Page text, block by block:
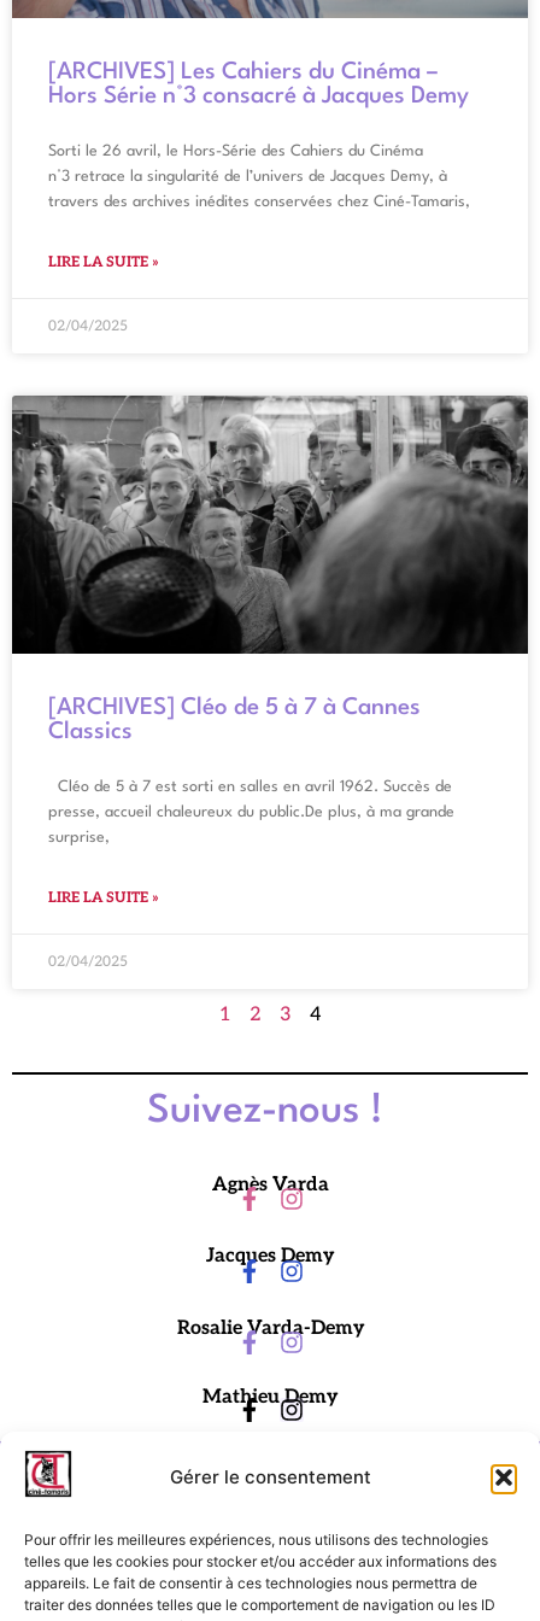
Gérer le consentement
Pour offrir les meilleures expériences, nous utilisons des technologies
telles que les cookies pour stocker et/ou accéder aux informations des
appareils. Le fait de consentir à ces technologies nous permettra de
traiter des données telles que le comportement de navigation ou les ID
[ARCHIVES] Les Cahiers du Cinéma –
Hors Série n°3 consacré à Jacques Demy
Sorti le 26 avril, le Hors-Série des Cahiers du Cinéma
n°3 retrace la singularité de l’univers de Jacques Demy, à
travers des archives inédites conservées chez Ciné-Tamaris,
LIRE LA SUITE »
02/04/2025
[ARCHIVES] Cléo de 5 à 7 à Cannes
Classics
Cléo de 5 à 7 est sorti en salles en avril 1962. Succès de
presse, accueil chaleureux du public.De plus, à ma grande
surprise,
LIRE LA SUITE »
02/04/2025
1 2 3 4
Suivez-nous !
Agnès Varda
Jacques Demy
Rosalie Varda-Demy
Mathieu Demy